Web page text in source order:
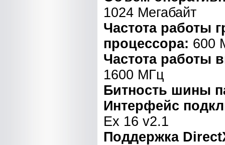
1024 Мегабайт
Частота работы
процессора: 600
Частота работы
1600 МГц
Битность шины
Интерфейс
Ex 16 v2.1
Поддержка